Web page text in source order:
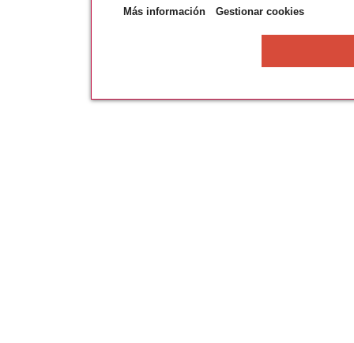
Más información Gestionar cookies